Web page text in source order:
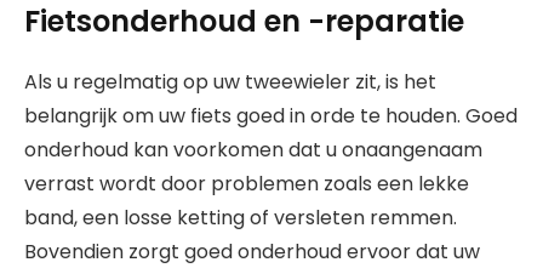
Fietsonderhoud en -reparatie
Als u regelmatig op uw tweewieler zit, is het
belangrijk om uw fiets goed in orde te houden. Goed
onderhoud kan voorkomen dat u onaangenaam
verrast wordt door problemen zoals een lekke
band, een losse ketting of versleten remmen.
Bovendien zorgt goed onderhoud ervoor dat uw